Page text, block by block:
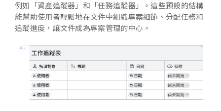
例如「資產追蹤器」和「任務追蹤器」。這些預設的結構
能幫助使用者輕鬆地在文件中組織專案細節、分配任務和
追蹤進度，讓文件成為專案管理的中心。